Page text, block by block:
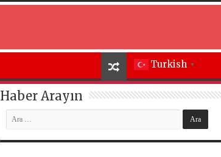
Turkish ▼
Haber Arayın